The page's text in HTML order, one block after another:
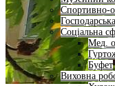
Спортивно-
Соціальна
Мед.
Буфет
Виховна